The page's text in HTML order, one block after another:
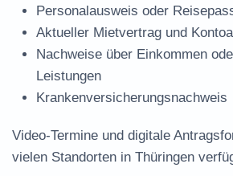
Personalausweis oder
Aktueller Mietvertrag und
Nachweise über Einkommen
Leistungen
Krankenversicherungsnachweis
Video-Termine und digitale
vielen Standorten in Thüringen